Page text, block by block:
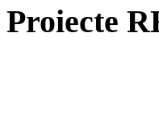
Proiecte